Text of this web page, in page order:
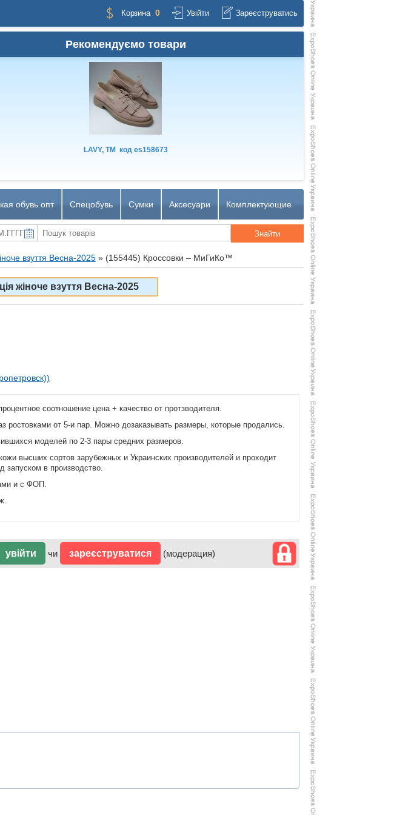
Корзина 0 Увійти Зареєструватись
Рекомендуємо товари
LAVY, TM кодes158673
обувь опт Спецобувь Сумки Аксесуари Комплектующие
взуття Весна-2025» (155445) Кроссовки – МиГиКо™
жіноче взуття Весна-2025
соотношение цена + качество от протзводителя.
ростовками от 5-и пар. Можно дозаказывать размеры, которые продались.
моделей по 2-3 пары средних размеров.
высших сортов зарубежных и Украинских производителей и проходит
запуском в производство.
и с ФОП.
увійти чи зареєструватися (модерация)